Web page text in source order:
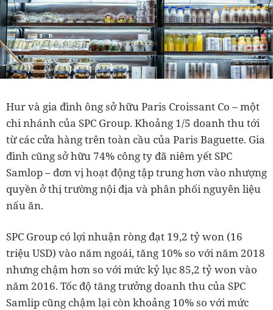
Hur và gia đình ông sở hữu Paris Croissant Co – một
chi nhánh của SPC Group. Khoảng 1/5 doanh thu tới
từ các cửa hàng trên toàn cầu của Paris Baguette. Gia
đình cũng sở hữu 74% công ty đã niêm yết SPC
Samlop – đơn vị hoạt động tập trung hơn vào nhượng
quyền ở thị trường nội địa và phân phối nguyên liệu
nấu ăn.
SPC Group có lợi nhuận ròng đạt 19,2 tỷ won (16
triệu USD) vào năm ngoái, tăng 10% so với năm 2018
nhưng chậm hơn so với mức kỷ lục 85,2 tỷ won vào
năm 2016. Tốc độ tăng trưởng doanh thu của SPC
Samlip cũng chậm lại còn khoảng 10% so với mức